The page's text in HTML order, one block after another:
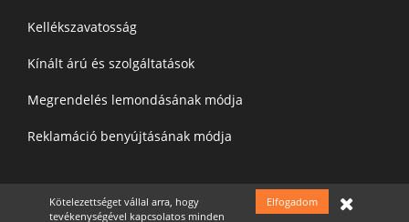
Kellékszavatosság
Kínált árú és szolgáltatások
Megrendelés lemondásának módja
Reklamáció benyújtásának módja
Felíratkozás a hírelevélre Elfogadom
Kötelezettséget vállal arra, hogy
tevékenységével kapcsolatos minden